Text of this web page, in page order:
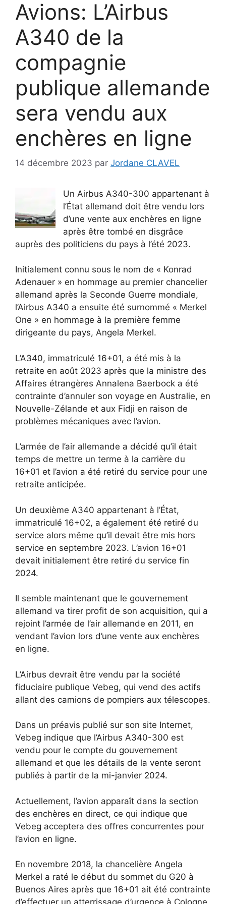
Avions: L’Airbus
A340 de la
compagnie
publique allemande
sera vendu aux
enchères en ligne
14 décembre 2023 par Jordane CLAVEL
Un Airbus A340-300 appartenant à
l’État allemand doit être vendu lors
d’une vente aux enchères en ligne
après être tombé en disgrâce
auprès des politiciens du pays à l’été 2023.
Initialement connu sous le nom de « Konrad
Adenauer » en hommage au premier chancelier
allemand après la Seconde Guerre mondiale,
l’Airbus A340 a ensuite été surnommé « Merkel
One » en hommage à la première femme
dirigeante du pays, Angela Merkel.
L’A340, immatriculé 16+01, a été mis à la
retraite en août 2023 après que la ministre des
Affaires étrangères Annalena Baerbock a été
contrainte d’annuler son voyage en Australie, en
Nouvelle-Zélande et aux Fidji en raison de
problèmes mécaniques avec l’avion.
L’armée de l’air allemande a décidé qu’il était
temps de mettre un terme à la carrière du
16+01 et l’avion a été retiré du service pour une
retraite anticipée.
Un deuxième A340 appartenant à l’État,
immatriculé 16+02, a également été retiré du
service alors même qu’il devait être mis hors
service en septembre 2023. L’avion 16+01
devait initialement être retiré du service fin
2024.
Il semble maintenant que le gouvernement
allemand va tirer profit de son acquisition, qui a
rejoint l’armée de l’air allemande en 2011, en
vendant l’avion lors d’une vente aux enchères
en ligne.
L’Airbus devrait être vendu par la société
fiduciaire publique Vebeg, qui vend des actifs
allant des camions de pompiers aux télescopes.
Dans un préavis publié sur son site Internet,
Vebeg indique que l’Airbus A340-300 est
vendu pour le compte du gouvernement
allemand et que les détails de la vente seront
publiés à partir de la mi-janvier 2024.
Actuellement, l’avion apparaît dans la section
des enchères en direct, ce qui indique que
Vebeg acceptera des offres concurrentes pour
l’avion en ligne.
En novembre 2018, la chancelière Angela
Merkel a raté le début du sommet du G20 à
Buenos Aires après que 16+01 ait été contrainte
d’effectuer un atterrissage d’urgence à Cologne,